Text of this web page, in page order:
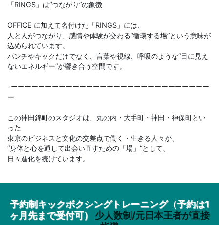
「RINGS」は“つながり”の象徴
OFFICE に加えて名付けた「RINGS」には、
人と人がつながり、感情や体験が交わる“循環する場”という意味が
込められています。
パンチやキックだけでなく、言葉や視線、呼吸のような“目に見え
ないエネルギー”が響き合う空間です。
-ーーーーーーーーーーーーーーーーーーーーーーーーーーーーー
ー
この神田錦町のスタジオは、丸の内・大手町・神田・神保町とい
った
東京のビジネスと文化の交差点で働く・生きる人々が、
”身体と心を通して出会い直すための「場」“として、
日々進化を続けています。
予約制キックボクシングトレーニング（予約は1
ヶ月先まで受付可）
少人数制/元日本王者が直接